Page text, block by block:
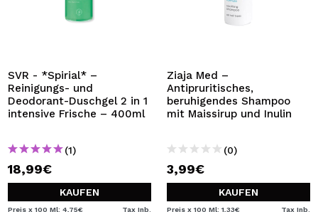
SVR - *Spirial* –
Reinigungs- und
Deodorant-Duschgel 2 in 1
intensive Frische – 400ml
(1)
18,99€
KAUFEN
Preis x 100 Ml: 4,75€ Tax Inb.
Ziaja Med –
Antipruritisches,
beruhigendes Shampoo
mit Maissirup und Inulin
(0)
3,99€
KAUFEN
Preis x 100 Ml: 1,33€ Tax Inb.